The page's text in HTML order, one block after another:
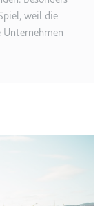
weil die
Unternehmen